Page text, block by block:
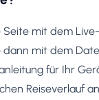
Seite mit dem
dann mit dem
für Ihr
Reiseverlauf